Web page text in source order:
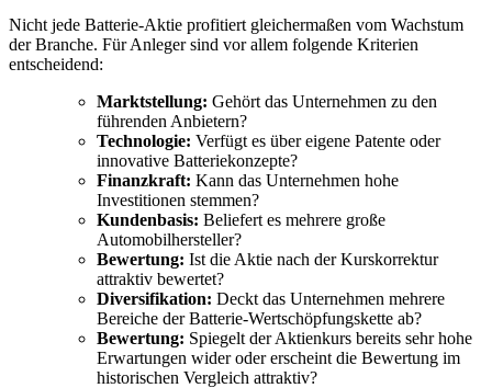
Nicht jede Batterie-Aktie profitiert gleichermaßen vom Wachstum
der Branche. Für Anleger sind vor allem folgende Kriterien
entscheidend:
Marktstellung: Gehört das Unternehmen zu den
führenden Anbietern?
Technologie: Verfügt es über eigene Patente oder
innovative Batteriekonzepte?
Finanzkraft: Kann das Unternehmen hohe
Investitionen stemmen?
Kundenbasis: Beliefert es mehrere große
Automobilhersteller?
Bewertung: Ist die Aktie nach der Kurskorrektur
attraktiv bewertet?
Diversifikation: Deckt das Unternehmen mehrere
Bereiche der Batterie-Wertschöpfungskette ab?
Bewertung: Spiegelt der Aktienkurs bereits sehr hohe
Erwartungen wider oder erscheint die Bewertung im
historischen Vergleich attraktiv?